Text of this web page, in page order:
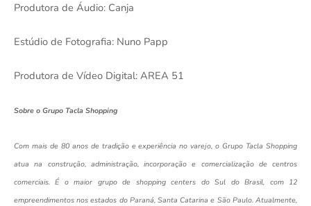
Produtora de Áudio: Canja
Estúdio de Fotografia: Nuno Papp
Produtora de Vídeo Digital: AREA 51
Sobre o Grupo Tacla Shopping
Com mais de 80 anos de tradição e experiência no varejo, o Grupo Tacla Shopping
atua na construção, administração, incorporação e comercialização de centros
comerciais. É o maior grupo de shopping centers do Sul do Brasil, com 12
empreendimentos nos estados do Paraná, Santa Catarina e São Paulo. Atualmente,